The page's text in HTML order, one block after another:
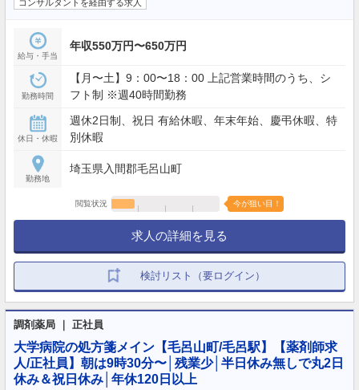
コンサルタントを経由する求人
給与・手当
年収550万円〜650万円
勤務時間
【月〜土】9：00〜18：00 上記営業時間のうち、シ
フト制 ※週40時間勤務
休日・休暇
週休2日制、祝日 有給休暇、年末年始、慶弔休暇、特
別休暇
勤務地
埼玉県入間郡毛呂山町
閲覧状況 今が狙い目！
求人の詳細を見る
検討リスト（要ログイン）
調剤薬局 ｜ 正社員
大学病院の処方箋メイン【毛呂山町/毛呂駅】【薬剤師求
人/正社員】朝は9時30分〜│残業少│半日休み無しで丸2日
休み＆祝日休み│年休120日以上